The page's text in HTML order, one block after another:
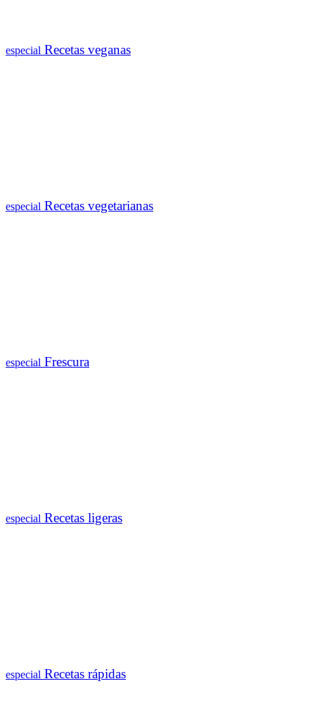
especial Recetas veganas
especial Recetas vegetarianas
especial Frescura
especial Recetas ligeras
especial Recetas rápidas